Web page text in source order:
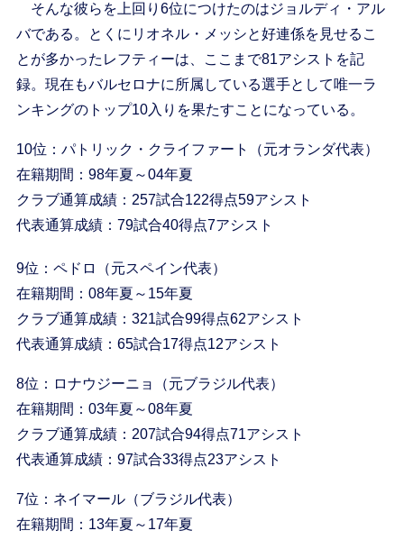
そんな彼らを上回り6位につけたのはジョルディ・アル
バである。とくにリオネル・メッシと好連係を見せるこ
とが多かったレフティーは、ここまで81アシストを記
録。現在もバルセロナに所属している選手として唯一ラ
ンキングのトップ10入りを果たすことになっている。
10位：パトリック・クライファート（元オランダ代表）
在籍期間：98年夏～04年夏
クラブ通算成績：257試合122得点59アシスト
代表通算成績：79試合40得点7アシスト
9位：ペドロ（元スペイン代表）
在籍期間：08年夏～15年夏
クラブ通算成績：321試合99得点62アシスト
代表通算成績：65試合17得点12アシスト
8位：ロナウジーニョ（元ブラジル代表）
在籍期間：03年夏～08年夏
クラブ通算成績：207試合94得点71アシスト
代表通算成績：97試合33得点23アシスト
7位：ネイマール（ブラジル代表）
在籍期間：13年夏～17年夏